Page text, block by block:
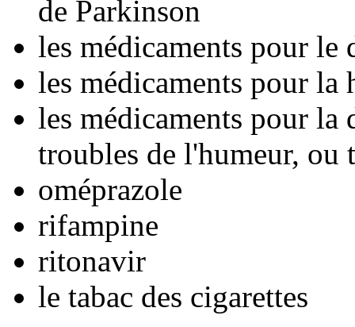
de Parkinson
les médicaments pour le
les médicaments pour la
les médicaments pour la
troubles de l'humeur, ou
oméprazole
rifampine
ritonavir
le tabac des cigarettes